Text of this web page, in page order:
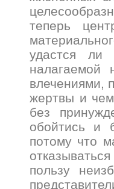
теперь
удастся ли
налагаемой
влечениями,
жертвы и
без
обойтись и
потому что
пользу